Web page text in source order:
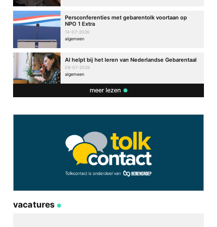
Persconferenties met gebarentolk voortaan op
NPO 1 Extra
14-07-2026
algemeen
AI helpt bij het leren van Nederlandse Gebarentaal
08-07-2026
algemeen
meer lezen
vacatures